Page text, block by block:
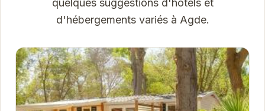
quelques suggestions d'hôtels et
d'hébergements variés à Agde.